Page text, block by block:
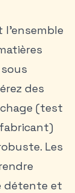
des
(test
Les
détente et